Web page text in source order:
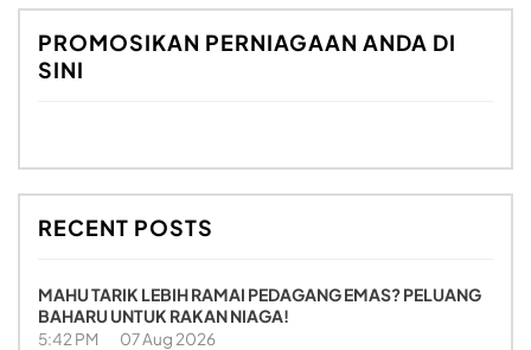
PROMOSIKAN PERNIAGAAN ANDA DI
SINI
RECENT POSTS
MAHU TARIK LEBIH RAMAI PEDAGANG EMAS? PELUANG
BAHARU UNTUK RAKAN NIAGA!
5:42 PM 07 Aug 2026